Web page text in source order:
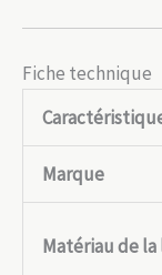
Fiche technique
Marque
Matériau de la